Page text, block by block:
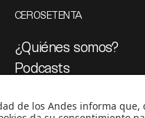
CEROSETENTA
¿Quiénes somos?
Podcasts
Proyectos 070